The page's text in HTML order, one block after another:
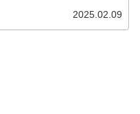
2025.02.09